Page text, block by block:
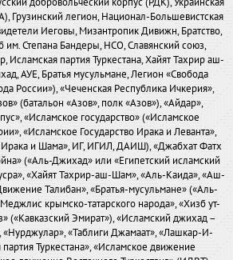
Грузинский легион, Национал-Большевистская
Иеговы, Мизантропик Дивижн, Братство,
им. Степана Бандеры, НСО, Славянский союз,
Исламская партия Туркестана, Хайят Тахрир аш-
АУЕ, Братья мусульмане, Легион «Свобода
России»), «Чеченская Республика Ичкерия»,
(батальон «Азов», полк «Азов»), «Айдар»,
«Исламское государство» («Исламское
«Исламское Государство Ирака и Леванта»,
Ирака и Шама», ИГ, ИГИЛ, ДАИШ), «Джабхат Фатх
(«Аль-Джихад» или «Египетский исламский
«Хайят Тахрир-аш-Шам», «Аль-Каида», «Аш-
Талибан», «Братья-мусульмане» («Аль-
крымско-татарского народа», «Хизб ут-
(«Кавказский Эмират»), «Исламский джихад –
«Таблиги Джамаат», «Лашкар-И-
партия Туркестана», «Исламское движение